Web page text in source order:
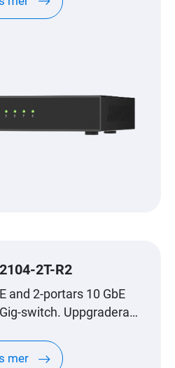
2T-R2
and 2-portars 10 GbE
switch. Uppgradera
mer